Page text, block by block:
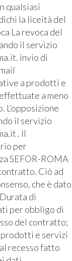
qualsiasi
la liceità del
La revoca del
il servizio
invio di
a prodotti e
a meno
L’opposizione
il servizio
. Il
per
SEFOR-ROMA
Ciò ad
che è dato
di
per obbligo di
del contratto;
e servizi
recesso fatto